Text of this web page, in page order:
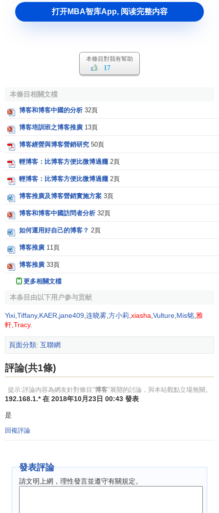
第一，
。Slog不僅對個人知識按照時間順
身的知識積累，同時也為他人提供了幫助，使知識具有了更
應和價值，這是
是針對Blog作者而言的，而知識積累和過濾是針對讀者而言
的。讀者可以通過瀏覽興趣相同或主題相近的Blog來獲得自
己所需要的相關資料，而不必在漫無邊際的網路中花費過多
的時間和精力去尋找，同時，也可以通過瀏覽不同Blog對某
些信息的評論，加深個人的理解。Blog的這種作用是動態體
現的，是通過一個Blog鏈接多個主題相近的Blog表現出來
目前，已經出現了專業的Blog
到自己感興趣的Blog，它不僅可以搜索到原創的信息，同時
也可以發現經過人們過濾之後被推薦的重要信息，這比用
google等搜索引擎
第三，網路群體的深度交流和溝通。Blog為建立網路社
交群體提供了良好的機會，同時其簡單易用和即時發佈的特
通常，人們都可以在別人對自己信息的回覆中獲得許多有益
是一種內部非正式信息交流的良好渠道。
博客的技術
Blog的技術並不高深，而是儘量簡單化，拋棄煩瑣的技
美國User Land軟體公司Dave Winer開發出的用於Web內容
編輯、管理
RSSC(RDF Site Summary,RDF站點摘要)、Track Back等。
RSS是用於分發Web站點上的內容摘要的一種簡單的
打开MBA智库App, 阅读完整内容
本條目對我有幫助
17
本條目相關文檔
博客和博客中國的分析 32頁
博客培訓班之博客推廣 13頁
博客經營與博客營銷研究 50頁
輕博客：比博客方便比微博過癮 2頁
輕博客：比博客方便比微博過癮 2頁
博客推廣及博客營銷實施方案 3頁
博客和博客中國訪問者分析 32頁
如何運用好自己的博客？ 2頁
博客推廣 11頁
博客推廣 33頁
更多相關文檔
本条目由以下用户参与贡献
Yixi Tiffany, KAER jane409 连晓雾 方小莉 xiasha Vulture Mis铭 雅
軒 Tracy.
頁面分類: 互聯網
評論(共1條)
提示:評論內容為網友針對條目"博客"展開的討論，與本站觀點立場無關。
192.168.1.* 在 2018年10月23日 00:43 發表
是
回複評論
發表評論
請文明上網，理性發言並遵守有關規定。